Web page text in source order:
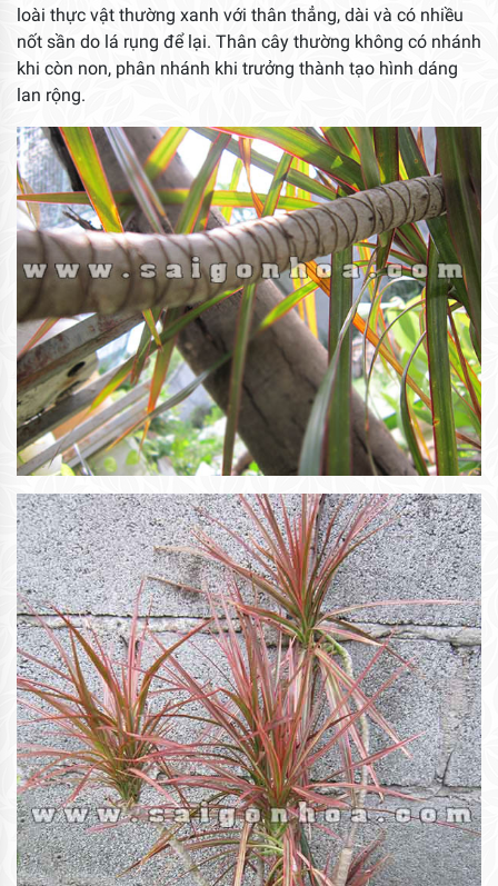
loài thực vật thường xanh với thân thẳng, dài và có nhiều
nốt sần do lá rụng để lại. Thân cây thường không có nhánh
khi còn non, phân nhánh khi trưởng thành tạo hình dáng
lan rộng.